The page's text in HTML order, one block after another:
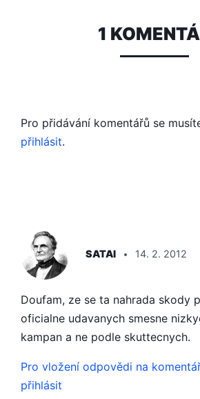
1
Pro přidávání komentářů se
přihlásit.
SATAI
14. 2. 2012
Doufam, ze se ta nahrada skody
oficialne udavanych smesne
kampan a ne podle skuttecnych.
Pro vložení odpovědi na
přihlásit